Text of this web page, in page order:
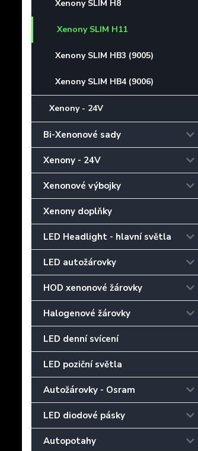
Xenony SLIM H8
Xenony SLIM H11
Xenony SLIM HB3 (9005)
Xenony SLIM HB4 (9006)
Xenony - 24V
Bi-Xenonové sady
Xenony - 24V
Xenonové výbojky
Xenony doplňky
LED Headlight - hlavní světla
LED autožárovky
HOD xenonové žárovky
Halogenové žárovky
LED denní svícení
LED poziční světla
Autožárovky - Osram
LED diodové pásky
Autopotahy